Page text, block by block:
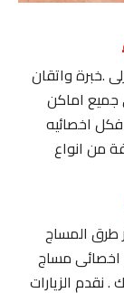
واتقان
اماكن
اخصائيه
انواع
المساج
مساج
الزيارات